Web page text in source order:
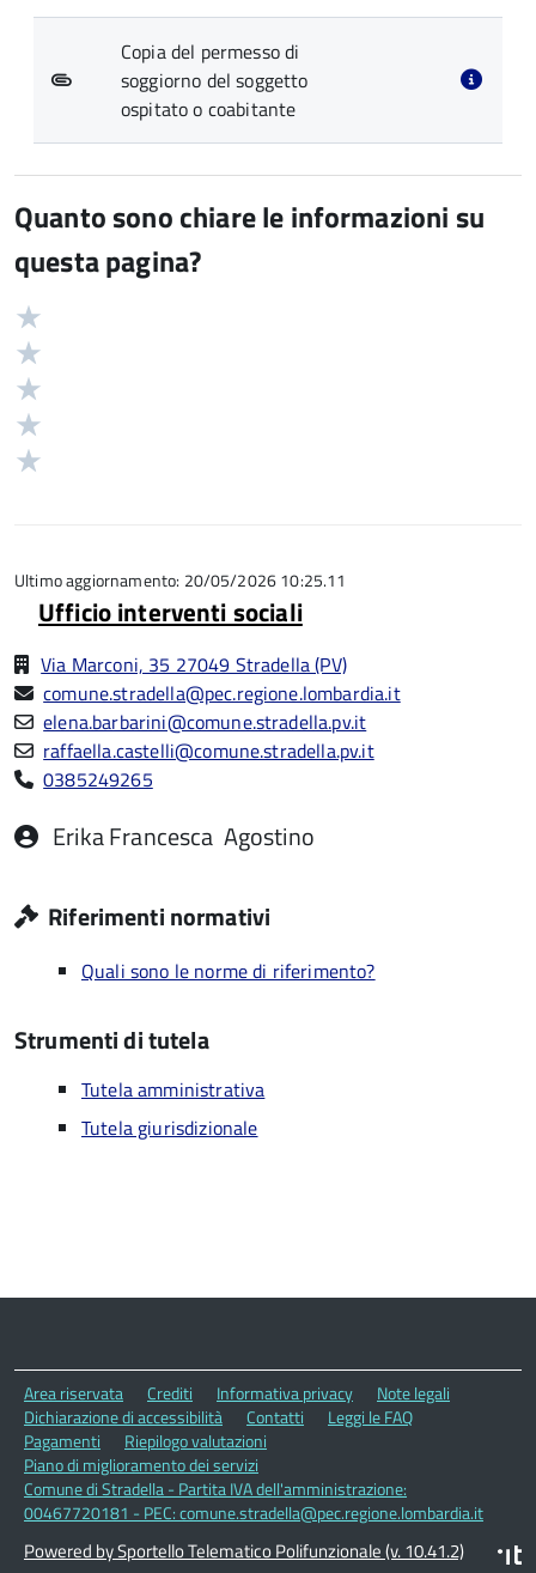
Copia del permesso di
soggiorno del soggetto
ospitato o coabitante
Quanto sono chiare le informazioni su
questa pagina?
Valutazione
5
Ultimo aggiornamento: 20/05/2026 10:25.11
Ufficio interventi sociali
Via Marconi, 35 27049 Stradella (PV)
comune.stradella@pec.regione.lombardia.it
elena.barbarini@comune.stradella.pv.it
raffaella.castelli@comune.stradella.pv.it
0385249265
Erika Francesca Agostino
Riferimenti normativi
Quali sono le norme di riferimento?
Strumenti di tutela
Tutela amministrativa
Tutela giurisdizionale
Area riservata Crediti Informativa privacy
Note legali
Dichiarazione di accessibilità
Contatti
Leggi le FAQ
Pagamenti
Riepilogo valutazioni
Piano di miglioramento dei servizi
Comune di Stradella - Partita IVA dell'amministrazione:
00467720181 - PEC: comune.stradella@pec.regione.lombardia.it
Powered by Sportello Telematico Polifunzionale (v. 10.41.2)